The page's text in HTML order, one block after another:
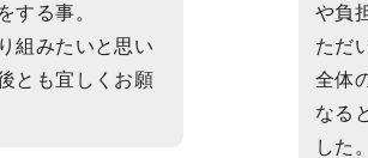
する事。
組みたいと思い
とも宜しくお願
や負
ただ
全体
なる
した。